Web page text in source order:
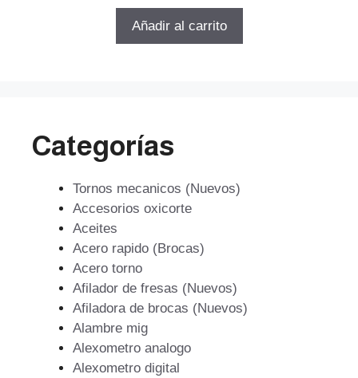
original
actual
Añadir al carrito
Categorías
Tornos mecanicos (Nuevos)
Accesorios oxicorte
Aceites
Acero rapido (Brocas)
Acero torno
Afilador de fresas (Nuevos)
Afiladora de brocas (Nuevos)
Alambre mig
Alexometro analogo
Alexometro digital